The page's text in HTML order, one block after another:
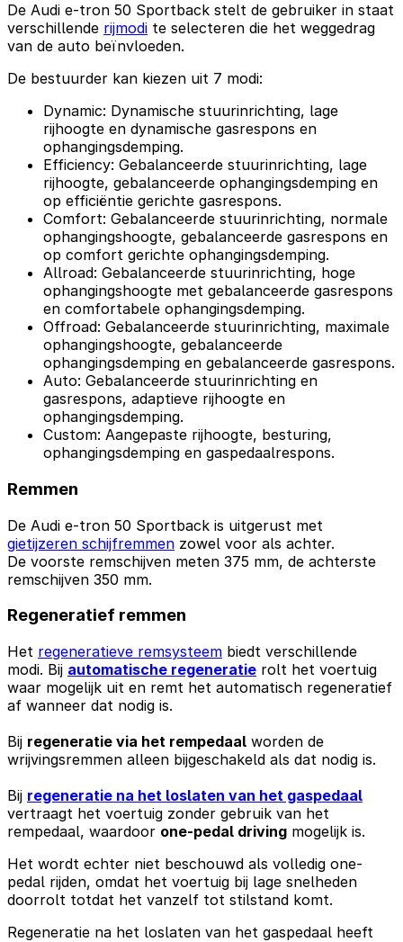
De Audi e-tron 50 Sportback stelt de gebruiker in staat
verschillende rijmodi te selecteren die het weggedrag
van de auto beïnvloeden.
De bestuurder kan kiezen uit 7 modi:
Dynamic: Dynamische stuurinrichting, lage
rijhoogte en dynamische gasrespons en
ophangingsdemping.
Efficiency: Gebalanceerde stuurinrichting, lage
rijhoogte, gebalanceerde ophangingsdemping en
op efficiëntie gerichte gasrespons.
Comfort: Gebalanceerde stuurinrichting, normale
ophangingshoogte, gebalanceerde gasrespons en
op comfort gerichte ophangingsdemping.
Allroad: Gebalanceerde stuurinrichting, hoge
ophangingshoogte met gebalanceerde gasrespons
en comfortabele ophangingsdemping.
Offroad: Gebalanceerde stuurinrichting, maximale
ophangingshoogte, gebalanceerde
ophangingsdemping en gebalanceerde gasrespons.
Auto: Gebalanceerde stuurinrichting en
gasrespons, adaptieve rijhoogte en
ophangingsdemping.
Custom: Aangepaste rijhoogte, besturing,
ophangingsdemping en gaspedaalrespons.
Remmen
De Audi e-tron 50 Sportback is uitgerust met
gietijzeren schijfremmen zowel voor als achter.
De voorste remschijven meten 375 mm, de achterste
remschijven 350 mm.
Regeneratief remmen
Het regeneratieve remsysteem biedt verschillende
modi. Bij automatische regeneratie rolt het voertuig
waar mogelijk uit en remt het automatisch regeneratief
af wanneer dat nodig is.
Bij regeneratie via het rempedaal worden de
wrijvingsremmen alleen bijgeschakeld als dat nodig is.
Bij regeneratie na het loslaten van het gaspedaal
vertraagt het voertuig zonder gebruik van het
rempedaal, waardoor one-pedal driving mogelijk is.
Het wordt echter niet beschouwd als volledig one-
pedal rijden, omdat het voertuig bij lage snelheden
doorrolt totdat het vanzelf tot stilstand komt.
Regeneratie na het loslaten van het gaspedaal heeft